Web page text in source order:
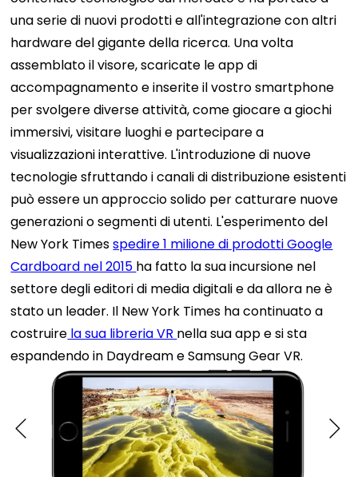
una serie di nuovi prodotti e all'integrazione con altri
hardware del gigante della ricerca. Una volta
assemblato il visore, scaricate le app di
accompagnamento e inserite il vostro smartphone
per svolgere diverse attività, come giocare a giochi
immersivi, visitare luoghi e partecipare a
visualizzazioni interattive. L'introduzione di nuove
tecnologie sfruttando i canali di distribuzione esistenti
può essere un approccio solido per catturare nuove
generazioni o segmenti di utenti. L'esperimento del
New York Timesspedire 1 milione di prodotti Google
Cardboard nel 2015 ha fatto la sua incursione nel
settore degli editori di media digitali e da allora ne è
stato un leader. Il New York Times ha continuato a
costruire la sua libreria VR nella sua app e si sta
espandendo in Daydream e Samsung Gear VR.